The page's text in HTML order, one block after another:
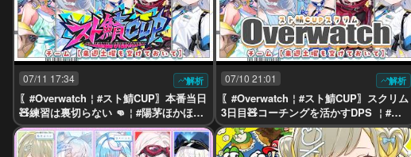
07/11 17:34 解析
〖#Overwatch￤#スト鯖CUP〗本番当日
🧸練習は裏切らない 👊￤#陽茅ほかほか
￤#UniVIRTUAL #Vtuber
07/10 21:01 解析
〖#Overwatch￤#スト鯖CUP〗スクリム
3日目🧸コーチングを活かすDPS ￤#陽
茅ほかほか￤#UniVIRTUAL #Vtuber